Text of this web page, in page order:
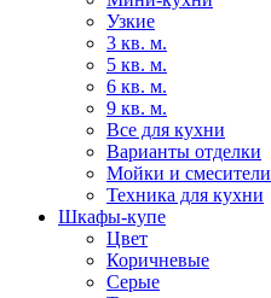
Узкие
3 кв. м.
5 кв. м.
6 кв. м.
9 кв. м.
Все для кухни
Варианты отделки
Мойки и смесители
Техника для кухни
Шкафы-купе
Цвет
Коричневые
Серые